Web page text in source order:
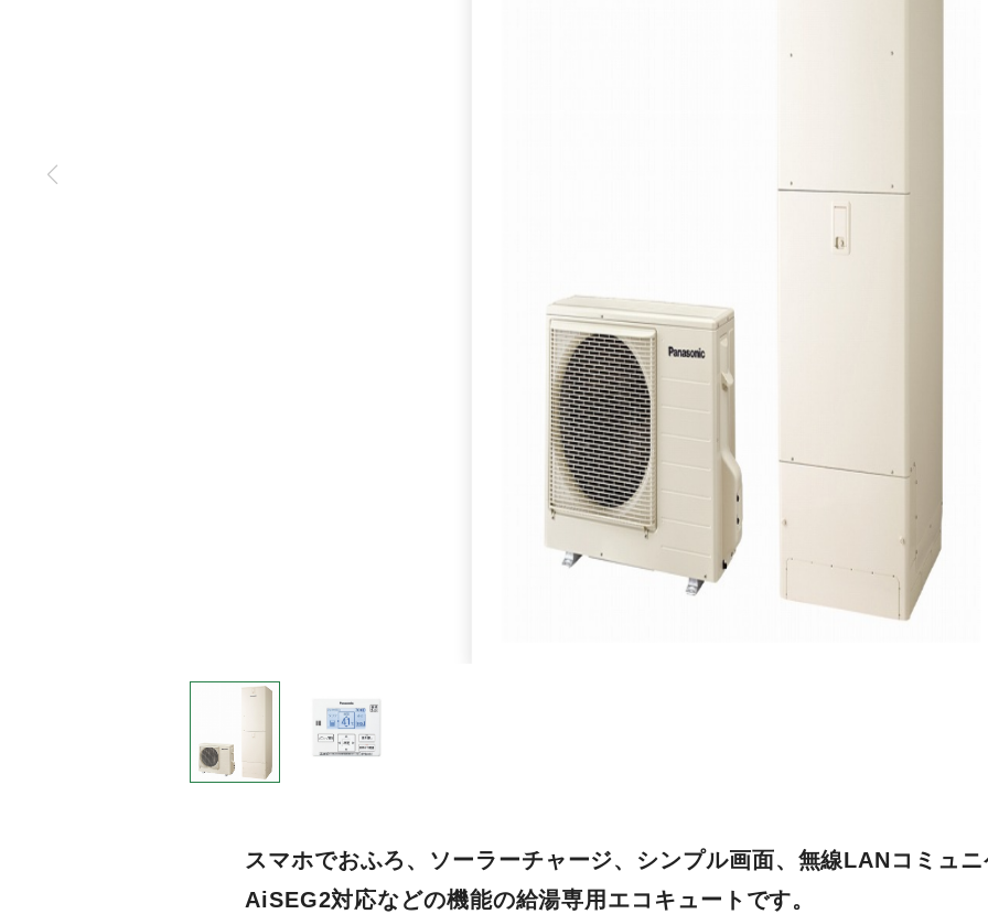
スマホでおふろ、ソーラーチャージ、シンプル画面、無線LANコミュ
AiSEG2対応などの機能の給湯専用エコキュートです。